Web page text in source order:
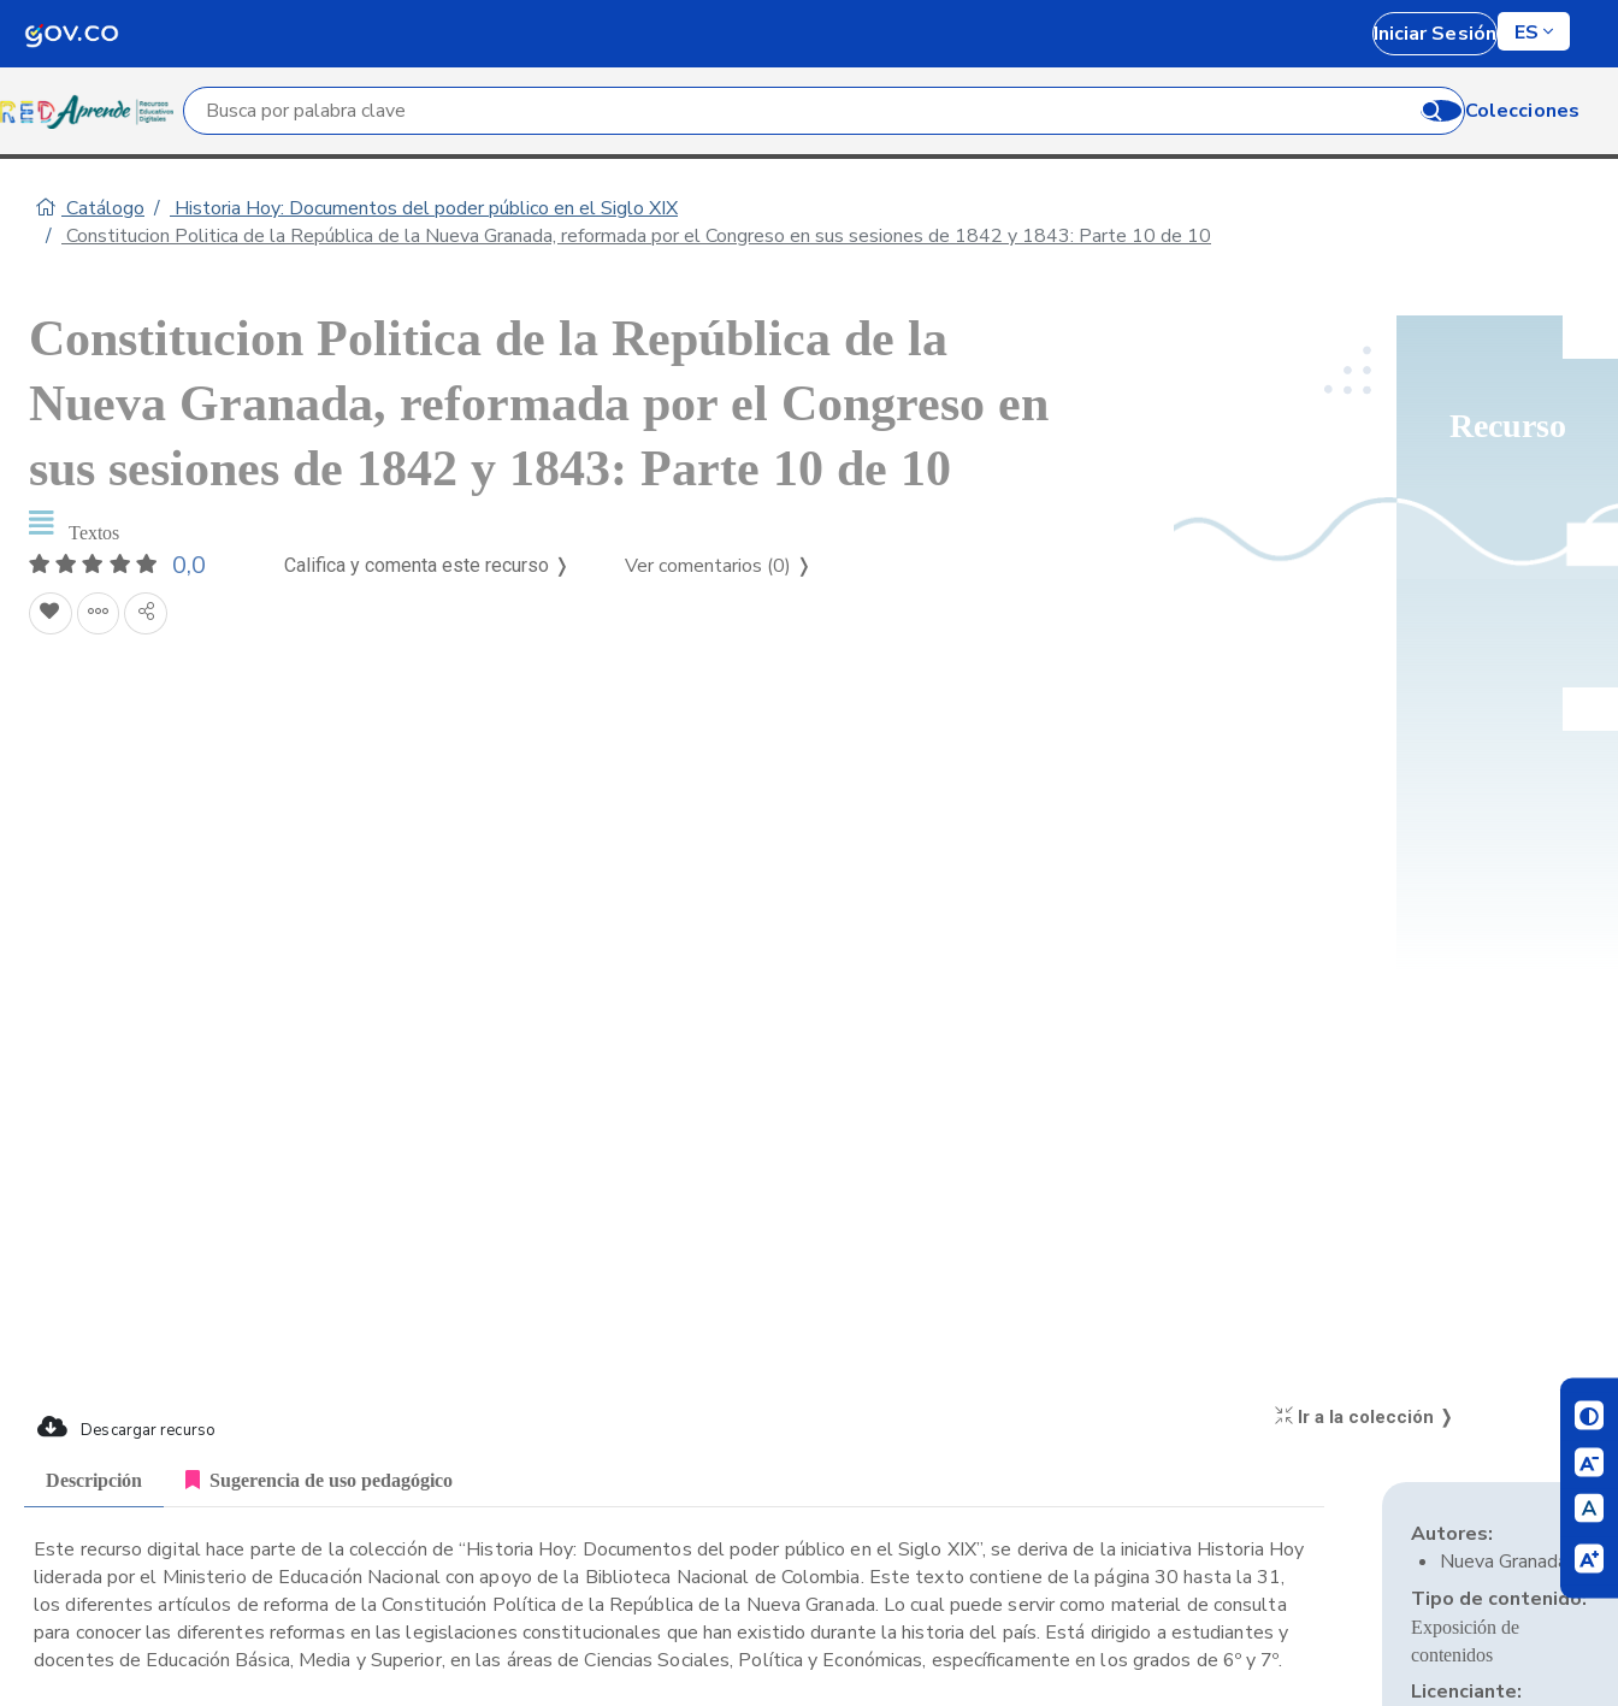
Iniciar Sesión ES
Campo de búsqueda por palabra clave Colecciones
Catálogo
Historia Hoy: Documentos del poder público en el Siglo XIX
Constitucion Politica de la República de la Nueva Granada, reformada por el Congreso en sus sesiones de 1842 y 1843: Parte 10 de 10
Recurso
Constitucion Politica de la República de la
Nueva Granada, reformada por el Congreso en
sus sesiones de 1842 y 1843: Parte 10 de 10
Textos
0,0 Califica y comenta este recurso ❭ Ver comentarios (0) ❭
Descargar recurso
Ir a la colección ❭
Descripción Sugerencia de uso pedagógico
Este recurso digital hace parte de la colección de “Historia Hoy: Documentos del poder público en el Siglo XIX”, se deriva de la iniciativa Historia Hoy
liderada por el Ministerio de Educación Nacional con apoyo de la Biblioteca Nacional de Colombia. Este texto contiene de la página 30 hasta la 31,
los diferentes artículos de reforma de la Constitución Política de la República de la Nueva Granada. Lo cual puede servir como material de consulta
para conocer las diferentes reformas en las legislaciones constitucionales que han existido durante la historia del país. Está dirigido a estudiantes y
docentes de Educación Básica, Media y Superior, en las áreas de Ciencias Sociales, Política y Económicas, específicamente en los grados de 6º y 7º.
Autores:
Nueva Granada
Tipo de contenido:
Exposición de
contenidos
Licenciante: